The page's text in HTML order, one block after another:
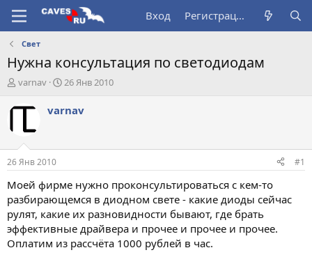
Вход Регистрация
Свет
Нужна консультация по светодиодам
А
т
т
е
м
ы
varnav
Д
т
а
л
26 Янв 2010
varnav
26 Янв 2010 #1
Моей фирме нужно проконсультироваться с кем-то
разбирающемся в диодном свете - какие диоды сейчас
рулят, какие их разновидности бывают, где брать
эффективные драйвера и прочее и прочее и прочее.
Оплатим из рассчёта 1000 рублей в час.